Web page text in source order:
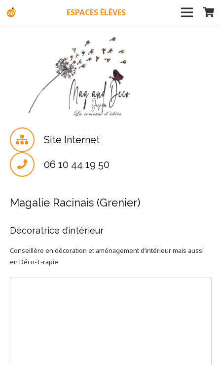
ESPACES ÉLÈVES
Site Internet
06 10 44 19 50
Magalie Racinais (Grenier)
Décoratrice d’intérieur
Conseillère en décoration et aménagement d’intérieur mais aussi
en Déco-T-rapie.